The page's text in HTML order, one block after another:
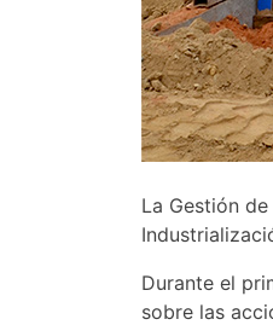
La Gestión
Durante el
sobre las